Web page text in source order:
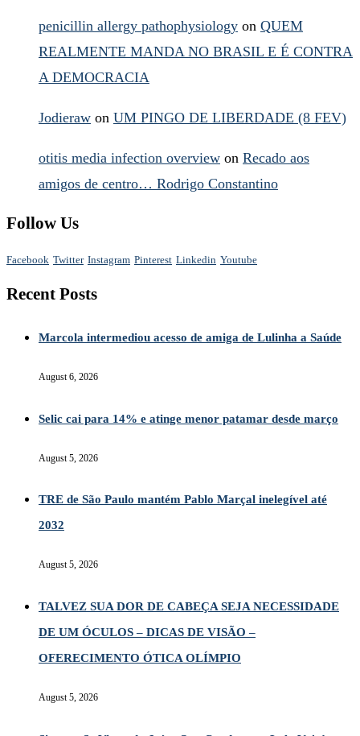
penicillin allergy pathophysiology on QUEM
REALMENTE MANDA NO BRASIL E É CONTRA
A DEMOCRACIA
Jodieraw on UM PINGO DE LIBERDADE (8 FEV)
otitis media infection overview on Recado aos
amigos de centro… Rodrigo Constantino
Follow Us
Facebook Twitter Instagram Pinterest Linkedin Youtube
Recent Posts
Marcola intermediou acesso de amiga de Lulinha a Saúde
August 6, 2026
Selic cai para 14% e atinge menor patamar desde março
August 5, 2026
TRE de São Paulo mantém Pablo Marçal inelegível até
2032
August 5, 2026
TALVEZ SUA DOR DE CABEÇA SEJA NECESSIDADE
DE UM ÓCULOS – DICAS DE VISÃO –
OFERECIMENTO ÓTICA OLÍMPIO
August 5, 2026